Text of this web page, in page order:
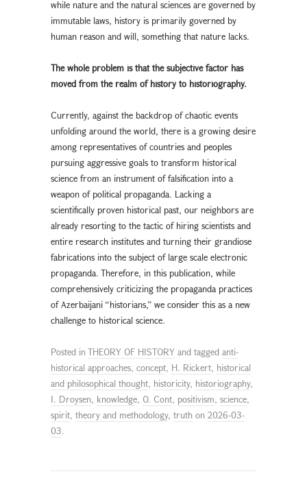
while nature and the natural sciences are governed by
immutable laws, history is primarily governed by
human reason and will, something that nature lacks.
The whole problem is that the subjective factor has
moved from the realm of history to historiography.
Currently, against the backdrop of chaotic events
unfolding around the world, there is a growing desire
among representatives of countries and peoples
pursuing aggressive goals to transform historical
science from an instrument of falsification into a
weapon of political propaganda. Lacking a
scientifically proven historical past, our neighbors are
already resorting to the tactic of hiring scientists and
entire research institutes and turning their grandiose
fabrications into the subject of large scale electronic
propaganda. Therefore, in this publication, while
comprehensively criticizing the propaganda practices
of Azerbaijani “historians,” we consider this as a new
challenge to historical science.
Posted inTHEORY OF HISTORY and tagged anti-
historical approaches, concept, H. Rickert, historical
and philosophical thought, historicity, historiography,
I. Droysen, knowledge, O. Cont, positivism, science,
spirit, theory and methodology, truth on 2026-03-
03.